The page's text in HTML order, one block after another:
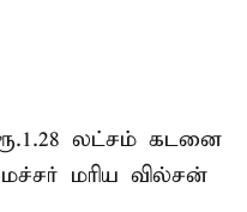
லட்சம் கடனை
மரிய வில்சன்